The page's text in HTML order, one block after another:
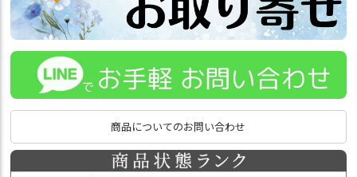
商品についてのお問い合わせ